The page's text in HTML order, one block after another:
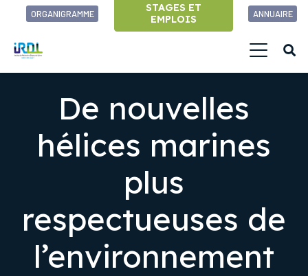
ORGANIGRAMME
STAGES ET
EMPLOIS
ANNUAIRE
De nouvelles
hélices marines
plus
respectueuses de
l’environnement